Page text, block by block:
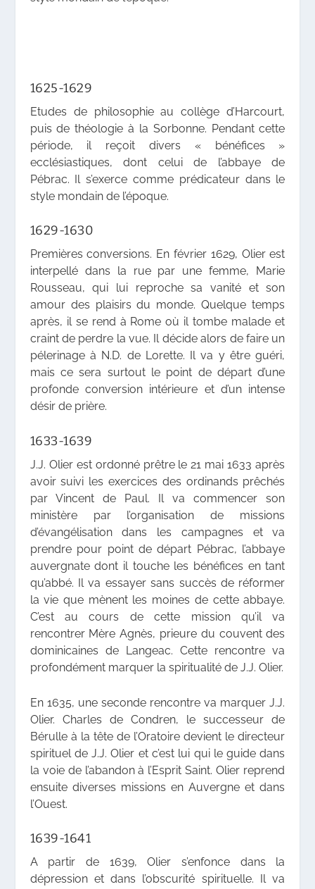
1625-1629
Etudes de philosophie au collège d’Harcourt,
puis de théologie à la Sorbonne. Pendant cette
période, il reçoit divers « bénéfices »
ecclésiastiques, dont celui de l’abbaye de
Pébrac. Il s’exerce comme prédicateur dans le
style mondain de l’époque.
1629-1630
Premières conversions. En février 1629, Olier est
interpellé dans la rue par une femme, Marie
Rousseau, qui lui reproche sa vanité et son
amour des plaisirs du monde. Quelque temps
après, il se rend à Rome où il tombe malade et
craint de perdre la vue. Il décide alors de faire un
pélerinage à N.D. de Lorette. Il va y être guéri,
mais ce sera surtout le point de départ d’une
profonde conversion intérieure et d’un intense
désir de prière.
1633-1639
J.J. Olier est ordonné prêtre le 21 mai 1633 après
avoir suivi les exercices des ordinands prêchés
par Vincent de Paul. Il va commencer son
ministère par l’organisation de missions
d’évangélisation dans les campagnes et va
prendre pour point de départ Pébrac, l’abbaye
auvergnate dont il touche les bénéfices en tant
qu’abbé. Il va essayer sans succès de réformer
la vie que mènent les moines de cette abbaye.
C’est au cours de cette mission qu’il va
rencontrer Mère Agnès, prieure du couvent des
dominicaines de Langeac. Cette rencontre va
profondément marquer la spiritualité de J.J. Olier.
En 1635, une seconde rencontre va marquer J.J.
Olier. Charles de Condren, le successeur de
Bérulle à la tête de l’Oratoire devient le directeur
spirituel de J.J. Olier et c’est lui qui le guide dans
la voie de l’abandon à l’Esprit Saint. Olier reprend
ensuite diverses missions en Auvergne et dans
l’Ouest.
1639-1641
A partir de 1639, Olier s’enfonce dans la
dépression et dans l’obscurité spirituelle. Il va